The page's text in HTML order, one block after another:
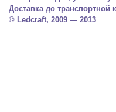
Доставка до транспортной
© Ledcraft, 2009 — 2013